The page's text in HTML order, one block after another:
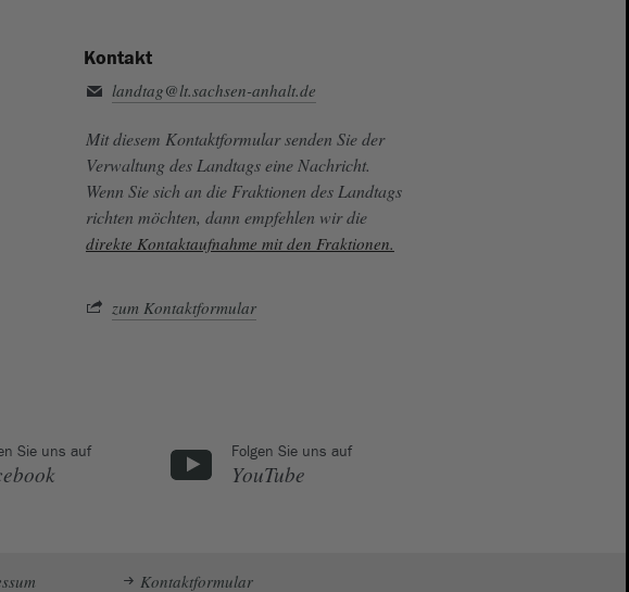
Kontakt
landtag@lt.sachsen-anhalt.de
Mit diesem Kontaktformular senden Sie der
Verwaltung des Landtags eine Nachricht.
Wenn Sie sich an die Fraktionen des Landtags
richten möchten, dann empfehlen wir die
direkte Kontaktaufnahme mit den Fraktionen.
zum Kontaktformular
Sie uns auf Folgen Sie uns auf
YouTube
Kontaktformular